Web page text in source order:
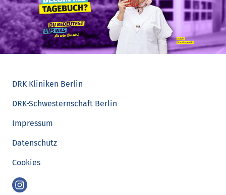
DRK Kliniken Berlin
DRK-Schwesternschaft Berlin
Impressum
Datenschutz
Cookies